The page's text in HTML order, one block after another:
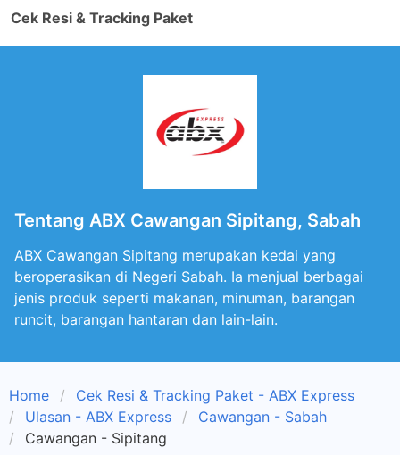
Cek Resi & Tracking Paket
Tentang ABX Cawangan Sipitang, Sabah
ABX Cawangan Sipitang merupakan kedai yang
beroperasikan di Negeri Sabah. Ia menjual berbagai
jenis produk seperti makanan, minuman, barangan
runcit, barangan hantaran dan lain-lain.
Home
Cek Resi & Tracking Paket - ABX Express
Ulasan - ABX Express
Cawangan - Sabah
Cawangan - Sipitang